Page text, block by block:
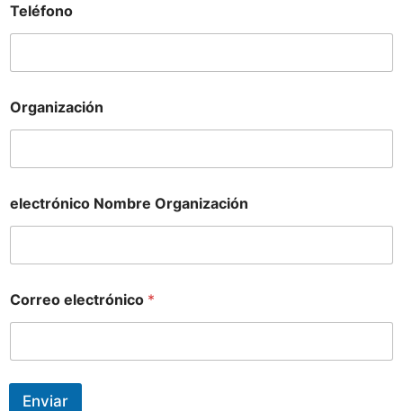
Teléfono
Organización
electrónico Nombre Organización
Correo electrónico *
Enviar